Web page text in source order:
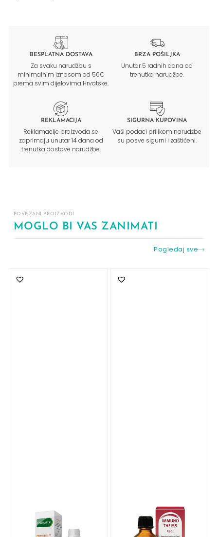
BESPLATNA DOSTAVA
Za svaku narudžbu s
minimalnim iznosom od 50€
prema svim dijelovima Hrvatske.
BRZA POŠILJKA
Unutar 5 radnih dana od
trenutka narudžbe.
REKLAMACIJA
Reklamacije proizvoda se
zaprimaju unutar 14 dana od
trenutka dostave narudžbe.
SIGURNA KUPOVINA
Vaši podaci prilikom narudžbe
su posve sigurni i zaštićeni.
POVEZANI PROIZVODI
MOGLO BI VAS ZANIMATI
Pogledaj sve